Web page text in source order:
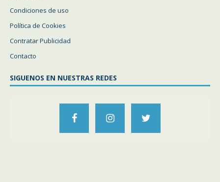
Condiciones de uso
Política de Cookies
Contratar Publicidad
Contacto
SIGUENOS EN NUESTRAS REDES